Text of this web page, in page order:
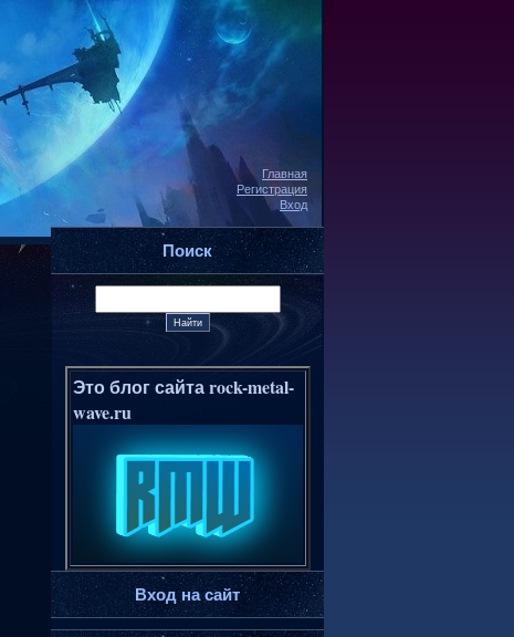
Главная
Регистрация
Вход
Поиск
Это блог сайта rock-metal-
wave.ru
Вход на сайт